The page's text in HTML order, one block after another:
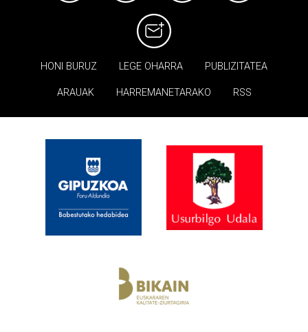
HONI BURUZ LEGE OHARRA PUBLIZITATEA
ARAUAK HARREMANETARAKO RSS